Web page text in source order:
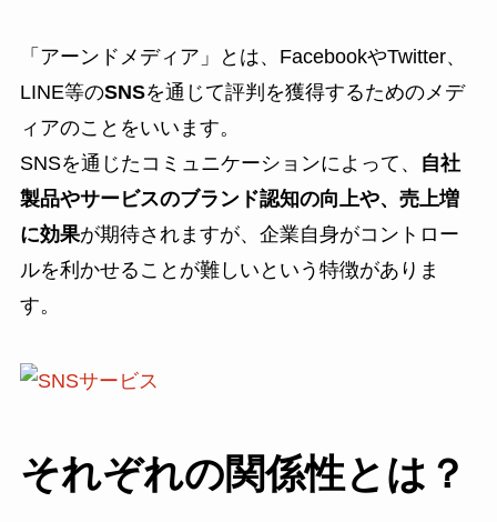
「アーンドメディア」とは、FacebookやTwitter、
LINE等のSNSを通じて評判を獲得するためのメデ
ィアのことをいいます。
SNSを通じたコミュニケーションによって、
自社
製品やサービスのブランド認知の向上や、売上増
に効果が期待されますが、企業自身がコントロー
ルを利かせることが難しいという特徴がありま
す。
それぞれの関係性とは？